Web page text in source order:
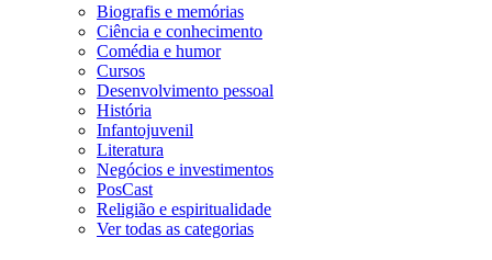
Biografis e memórias
Ciência e conhecimento
Comédia e humor
Cursos
Desenvolvimento pessoal
História
Infantojuvenil
Literatura
Negócios e investimentos
PosCast
Religião e espiritualidade
Ver todas as categorias